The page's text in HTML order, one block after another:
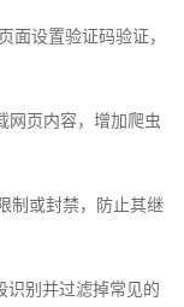
面设置验证码验证，
网页内容，增加爬虫
制或封禁，防止其继
识别并过滤掉常见的